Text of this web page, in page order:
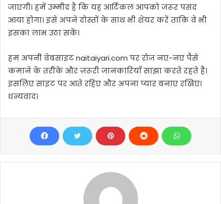
जाएगी। हमें उम्मीद है कि यह आर्टिकल आपको जरूर पसंद
आया होगा। इसे अपने दोस्तों के साथ भी शेयर करें ताकि वे भी
इसका लाभ उठा सकें।
हम अपनी वेबसाइट naitaiyari.com पर रोज नए-नए पैसे
कमाने के तरीके और ज़रूरी जानकारियाँ साझा करते रहते हैं।
इसलिए साइट पर आते रहिए और अपना प्यार बनाए रखिए।
धन्यवाद।